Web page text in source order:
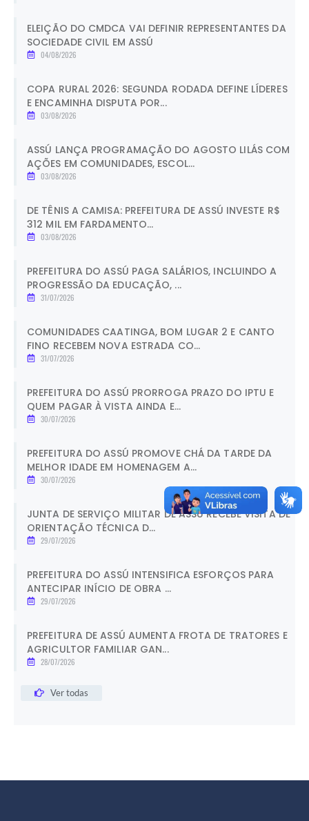
ELEIÇÃO DO CMDCA VAI DEFINIR REPRESENTANTES DA
SOCIEDADE CIVIL EM ASSÚ
04/08/2026
COPA RURAL 2026: SEGUNDA RODADA DEFINE LÍDERES
E ENCAMINHA DISPUTA POR...
03/08/2026
ASSÚ LANÇA PROGRAMAÇÃO DO AGOSTO LILÁS COM
AÇÕES EM COMUNIDADES, ESCOL...
03/08/2026
DE TÊNIS A CAMISA: PREFEITURA DE ASSÚ INVESTE R$
312 MIL EM FARDAMENTO...
03/08/2026
PREFEITURA DO ASSÚ PAGA SALÁRIOS, INCLUINDO A
PROGRESSÃO DA EDUCAÇÃO, ...
31/07/2026
COMUNIDADES CAATINGA, BOM LUGAR 2 E CANTO
FINO RECEBEM NOVA ESTRADA CO...
31/07/2026
PREFEITURA DO ASSÚ PRORROGA PRAZO DO IPTU E
QUEM PAGAR À VISTA AINDA E...
30/07/2026
PREFEITURA DO ASSÚ PROMOVE CHÁ DA TARDE DA
MELHOR IDADE EM HOMENAGEM A...
30/07/2026
JUNTA DE SERVIÇO MILITAR DE ASSÚ RECEBE VISITA DE
ORIENTAÇÃO TÉCNICA D...
29/07/2026
PREFEITURA DO ASSÚ INTENSIFICA ESFORÇOS PARA
ANTECIPAR INÍCIO DE OBRA ...
29/07/2026
PREFEITURA DE ASSÚ AUMENTA FROTA DE TRATORES E
AGRICULTOR FAMILIAR GAN...
28/07/2026
Ver todas